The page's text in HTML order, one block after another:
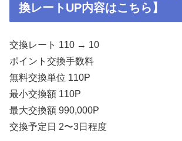
換レートUP内容はこちら】
交換レート 110 → 10
ポイント交換手数料
無料交換単位 110P
最小交換額 110P
最大交換額 990,000P
交換予定日 2〜3日程度